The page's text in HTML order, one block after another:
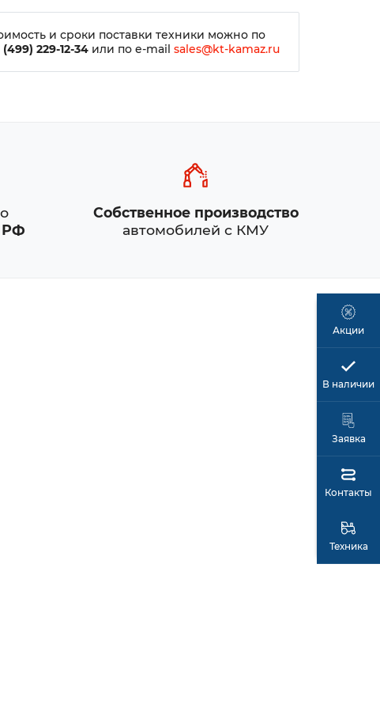
и сроки поставки техники можно по
(499) 229-12-34или по e-mail sales@kt-kamaz.ru
РФ
Собственное производство
автомобилей с КМУ
Акции
В наличии
Заявка
Техника
Контакты